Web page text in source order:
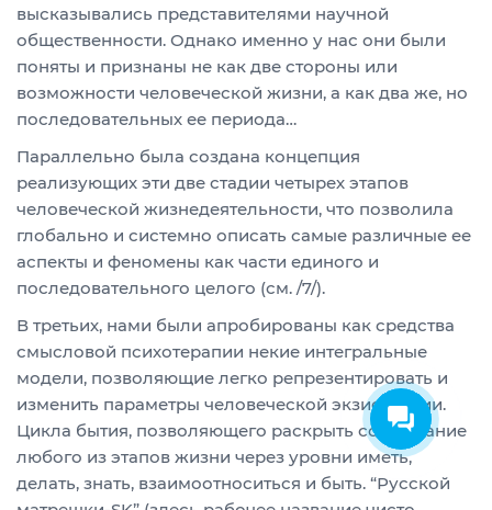
высказывались представителями научной
общественности. Однако именно у нас они были
поняты и признаны не как две стороны или
возможности человеческой жизни, а как два же, но
последовательных ее периода…
Параллельно была создана концепция
реализующих эти две стадии четырех этапов
человеческой жизнедеятельности, что позволила
глобально и системно описать самые различные ее
аспекты и феномены как части единого и
последовательного целого (см. /7/).
В третьих, нами были апробированы как средства
смысловой психотерапии некие интегральные
модели, позволяющие легко репрезентировать и
изменить параметры человеческой экзистенции.
Цикла бытия, позволяющего раскрыть содержание
любого из этапов жизни через уровни иметь,
делать, знать, взаимоотноситься и быть. “Русской